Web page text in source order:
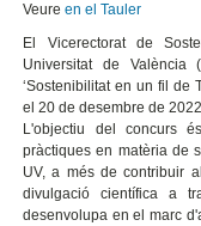
Veureen el Tauler
El Vicerectorat de
Universitat de
‘Sostenibilitat en un fil de
el 20 de desembre de
L'objectiu del concurs
pràctiques en matèria de
UV, a més de contribuir
divulgació científica a
desenvolupa en el marc